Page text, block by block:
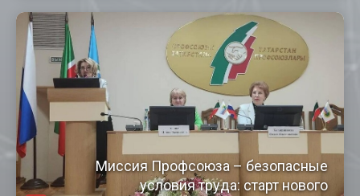
Миссия Профсоюза – безопасные
условия труда: старт нового